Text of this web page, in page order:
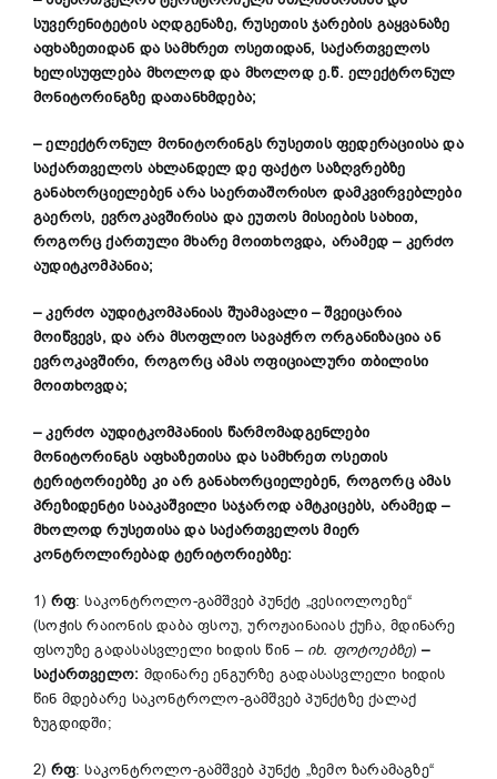
სუვერენიტეტის აღდგენაზე,რუსეთის ჯარების გაყვანაზე
აფხაზეთიდან და სამხრეთ ოსეთიდან, საქართველოს
ხელისუფლება მხოლოდ და მხოლოდ ე.წ.ელექტრონულ
მონიტორინგზე დათანხმდება;
– ელექტრონულ მონიტორინგს რუსეთის ფედერაციისა და
საქართველოს ახლანდელ დე ფაქტოსაზღვრებზე
განახორციელებენ არა საერთაშორისო დამკვირვებლები
გაეროს, ევროკავშირისა და ეუთოს მისიების სახით,
როგორცქართული მხარე მოითხოვდა, არამედ– კერძო
აუდიტკომპანია;
– კერძო აუდიტკომპანიას შუამავალი –შვეიცარია
მოიწვევს,და არა მსოფლიო სავაჭრო ორგანიზაცია ან
ევროკავშირი, როგორც ამას ოფიციალური თბილისი
მოითხოვდა;
– კერძო აუდიტკომპანიის წარმომადგენლები
მონიტორინგს აფხაზეთისა და სამხრეთ ოსეთის
ტერიტორიებზე კი არ განახორციელებენ, როგორცამას
პრეზიდენტი სააკაშვილი საჯაროდ ამტკიცებს, არამედ–
მხოლოდ რუსეთისა და საქართველოს მიერ
კონტროლირებად ტერიტორიებზე:
1) რფ: საკონტროლო-გამშვებ პუნქტ „ვესიოლოეზე“
(სოჭის რაიონის დაბა ფსოუ, უროჟაინაიას ქუჩა, მდინარე
ფსოუზე გადასასვლელი ხიდის წინ– იხ. ფოტოებზე) –
საქართველო: მდინარე ენგურზე გადასასვლელი ხიდის
წინ მდებარე საკონტროლო-გამშვებ პუნქტზე ქალაქ
ზუგდიდში;
2) რფ: საკონტროლო-გამშვებ პუნქტ „ზემო ზარამაგზე“